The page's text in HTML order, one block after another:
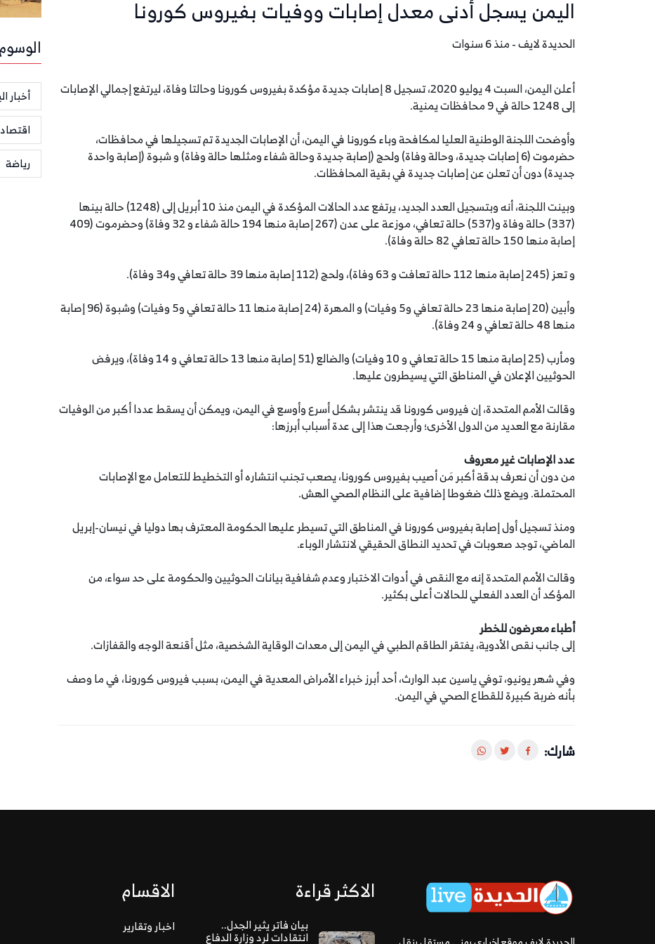
اليمن يسجل أدنى معدل إصابات ووفيات بفيروس كورونا
الحديدة لايف - منذ 6 سنوات
أعلن اليمن، السبت 4 يوليو 2020، تسجيل 8 إصابات جديدة مؤكدة بفيروس كورونا وحالتا وفاة، ليرتفع إجمالي الإصابات
إلى 1248 حالة في 9 محافظات يمنية.
وأوضحت اللجنة الوطنية العليا لمكافحة وباء كورونا في اليمن، أن الإصابات الجديدة تم تسجيلها في محافظات،
حضرموت (6 إصابات جديدة، وحالة وفاة) ولحج (إصابة جديدة وحالة شفاء ومثلها حالة وفاة) و شبوة (إصابة واحدة
جديدة) دون أن تعلن عن إصابات جديدة في بقية المحافظات.
وبينت اللجنة، أنه وبتسجيل العدد الجديد، يرتفع عدد الحالات المؤكدة في اليمن منذ 10 أبريل إلى (1248) حالة بينها
(337) حالة وفاة و(537) حالة تعافي، موزعة على عدن (267 إصابة منها 194 حالة شفاء و 32 وفاة) وحضرموت (409
إصابة منها 150 حالة تعافي 82 حالة وفاة).
و تعز (245 إصابة منها 112 حالة تعافت و 63 وفاة)، ولحج (112 إصابة منها 39 حالة تعافي و34 وفاة).
وأبين (20 إصابة منها 23 حالة تعافي و5 وفيات) و المهرة (24 إصابة منها 11 حالة تعافي و5 وفيات) وشبوة (96 إصابة
منها 48 حالة تعافي و 24 وفاة).
ومأرب (25 إصابة منها 15 حالة تعافي و 10 وفيات) والضالع (51 إصابة منها 13 حالة تعافي و 14 وفاة)، ويرفض
الحوثيين الإعلان في المناطق التي يسيطرون عليها.
وقالت الأمم المتحدة، إن فيروس كورونا قد ينتشر بشكل أسرع وأوسع في اليمن، ويمكن أن يسقط عددا أكبر من الوفيات
مقارنة مع العديد من الدول الأخرى؛ وأرجعت هذا إلى عدة أسباب أبرزها:
عدد الإصابات غير معروف
من دون أن نعرف بدقة أكبر مَن أصيب بفيروس كورونا، يصعب تجنب انتشاره أو التخطيط للتعامل مع الإصابات
المحتملة. ويضع ذلك ضغوطا إضافية على النظام الصحي الهش.
ومنذ تسجيل أول إصابة بفيروس كورونا في المناطق التي تسيطر عليها الحكومة المعترف بها دوليا في نيسان-إبريل
الماضي، توجد صعوبات في تحديد النطاق الحقيقي لانتشار الوباء.
وقالت الأمم المتحدة إنه مع النقص في أدوات الاختبار وعدم شفافية بيانات الحوثيين والحكومة على حد سواء، من
المؤكد أن العدد الفعلي للحالات أعلى بكثير.
أطباء معرضون للخطر
إلى جانب نقص الأدوية، يفتقر الطاقم الطبي في اليمن إلى معدات الوقاية الشخصية، مثل أقنعة الوجه والقفازات.
وفي شهر يونيو، توفي ياسين عبد الوارث، أحد أبرز خبراء الأمراض المعدية في اليمن، بسبب فيروس كورونا، في ما وصف
بأنه ضربة كبيرة للقطاع الصحي في اليمن.
شارك:
أخبار
اقتصاد
رياضة
الاكثر قراءة
بيان فاتر يثير الجدل..
انتقادات لرد وزارة الدفاع
الاقسام
اخبار وتقارير